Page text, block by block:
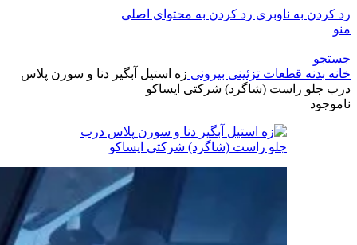
رد کردن به ناوبری رد کردن به محتوای اصلی
منو
جستجو
خانه بدنه قطعات تزئینی بیرونی زه استیل آبگیر دنا و سورن پلاس
درب جلو راست (شاگرد) شرکتی ایساکو
ناموجود